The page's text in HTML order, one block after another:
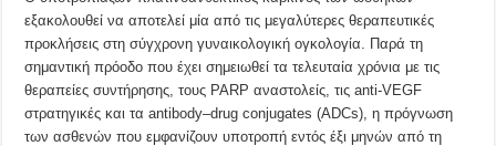
εξακολουθεί να αποτελεί μία από τις μεγαλύτερες θεραπευτικές
προκλήσεις στη σύγχρονη γυναικολογική ογκολογία. Παρά τη
σημαντική πρόοδο που έχει σημειωθεί τα τελευταία χρόνια με τις
θεραπείες συντήρησης, τους PARP αναστολείς, τις anti-VEGF
στρατηγικές και τα antibody–drug conjugates (ADCs), η πρόγνωση
των ασθενών που εμφανίζουν υποτροπή εντός έξι μηνών από τη